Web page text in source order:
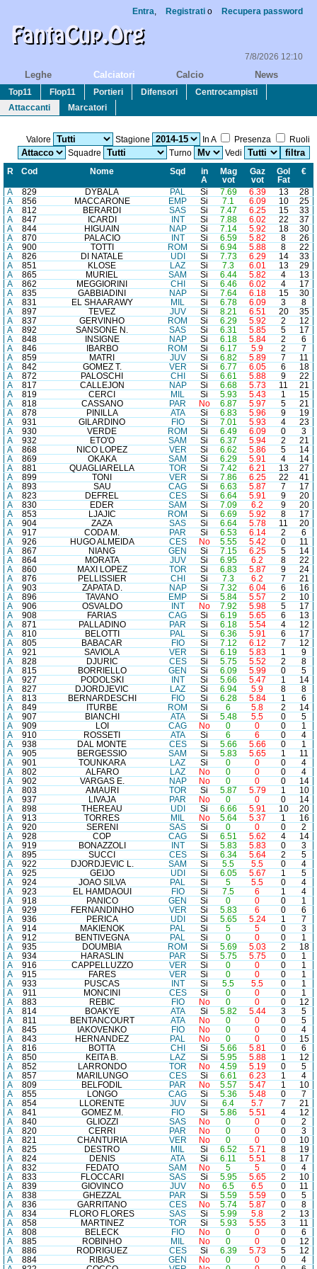
Entra, Registrati o Recupera password
7/8/2026 12:10
Leghe Calciatori Calcio News
Top11 Flop11 Portieri Difensori
Centrocampisti
Attaccanti
Marcatori
Valore Stagione In A Presenza
Ruoli
Squadre
Turno
Vedi
R
Cod Nome Sqd
in
A
Mag
vot
Gaz
vot
Gol
Fat
€
A 829 DYBALA PAL Si 7.69 6.39 13
28
A
856 MACCARONE EMP Si 7.1 6.09 10
25
A
812 BERARDI SAS Si 7.47 6.25 15
33
A
847 ICARDI INT Si 7.88 6.02 22
37
A
844 HIGUAIN NAP Si 7.14 5.92 18
30
A
870 PALACIO INT Si 6.59 5.82 8
26
A
900 TOTTI ROM Si 6.94 5.88 8
22
A
826 DI NATALE UDI Si 7.73 6.29 14
33
A
851 KLOSE LAZ Si 7.3 6.01 13
29
A
865 MURIEL SAM Si 6.44 5.82 4
13
A
862 MEGGIORINI CHI Si 6.46 6.02 4
17
A
835 GABBIADINI NAP Si 7.64 6.18 15
30
A
831 EL SHAARAWY MIL Si 6.78 6.09 3
8
A
897 TEVEZ JUV Si 8.21 6.51 20
35
A
837 GERVINHO ROM Si 6.29 5.92 2
12
A
892 SANSONE N. SAS Si 6.31 5.85 5
17
A
848 INSIGNE NAP Si 6.18 5.84 2
6
A
846 IBARBO ROM Si 6.17 5.9 2
7
A
859 MATRI JUV Si 6.82 5.89 7
11
A
842 GOMEZ T. VER Si 6.77 6.05 6
18
A
872 PALOSCHI CHI Si 6.61 5.88 9
22
A
817 CALLEJON NAP Si 6.68 5.73 11
21
A
819 CERCI MIL Si 5.93 5.43 1
15
A
818 CASSANO PAR No 6.87 5.97 5
21
A
878 PINILLA ATA Si 6.83 5.96 9
19
A
931 GILARDINO FIO Si 7.01 5.93 4
23
A
930 VERDE ROM Si 6.49 6.09 0
3
A
932 ETO'O SAM Si 6.37 5.94 2
21
A
868 NICO LOPEZ VER Si 6.62 5.86 5
14
A
869 OKAKA SAM Si 6.29 5.91 4
14
A
881 QUAGLIARELLA TOR Si 7.42 6.21 13
27
A
899 TONI VER Si 7.86 6.25 22
41
A
893 SAU CAG Si 6.63 5.87 7
17
A
823 DEFREL CES Si 6.64 5.91 9
20
A
830 EDER SAM Si 7.09 6.2 9
20
A
853 LJAJIC ROM Si 6.69 5.92 8
17
A
904 ZAZA SAS Si 6.64 5.78 11
20
A
917 CODA M. PAR Si 6.53 6.14 2
6
A
926 HUGO ALMEIDA CES No 5.55 5.42 0
11
A
867 NIANG GEN Si 7.15 6.25 5
14
A
864 MORATA JUV Si 6.95 6.2 8
22
A
860 MAXI LOPEZ TOR Si 6.83 5.87 9
24
A
876 PELLISSIER CHI Si 7.3 6.2 7
21
A
903 ZAPATA D. NAP Si 7.32 6.04 6
16
A
896 TAVANO EMP Si 5.84 5.57 2
10
A
906 OSVALDO INT No 7.92 5.98 5
17
A
908 FARIAS CAG Si 6.19 5.65 6
13
A
871 PALLADINO PAR Si 6.18 5.54 4
12
A
810 BELOTTI PAL Si 6.36 5.91 6
17
A
805 BABACAR FIO Si 7.12 6.12 7
12
A
921 SAVIOLA VER Si 6.19 5.83 1
9
A
828 DJURIC CES Si 5.75 5.52 2
8
A
815 BORRIELLO GEN Si 6.09 5.99 0
5
A
927 PODOLSKI INT Si 5.66 5.47 1
14
A
827 DJORDJEVIC LAZ Si 6.94 5.9 8
8
A
813 BERNARDESCHI FIO Si 6.28 5.84 1
6
A
849 ITURBE ROM Si 6 5.8 2
14
A
907 BIANCHI ATA Si 5.48 5.5 0
5
A
909 LOI CAG No 0 0 0
1
A
910 ROSSETI ATA Si 6 6 0
4
A
938 DAL MONTE CES Si 5.66 5.66 0
1
A
905 BERGESSIO SAM Si 5.83 5.65 1
11
A
901 TOUNKARA LAZ Si 0 0 0
4
A
802 ALFARO LAZ No 0 0 0
4
A
902 VARGAS E. NAP No 0 0 0
14
A
803 AMAURI TOR Si 5.87 5.79 1
10
A
937 LIVAJA PAR No 0 0 0
14
A
898 THEREAU UDI Si 6.66 5.91 10
20
A
913 TORRES MIL No 5.64 5.37 1
16
A
920 SERENI SAS Si 0 0 0
2
A
928 COP CAG Si 6.51 5.62 4
14
A
919 BONAZZOLI INT Si 5.83 5.83 0
3
A
895 SUCCI CES Si 6.34 5.64 2
5
A
922 DJORDJEVIC L. SAM Si 5.5 5.5 0
4
A
925 GEIJO UDI Si 6.05 5.67 1
5
A
924 JOAO SILVA PAL Si 5 5.5 0
4
A
923 EL HAMDAOUI FIO Si 7.5 6 1
4
A
918 PANICO GEN Si 0 0 0
1
A
929 FERNANDINHO VER Si 5.83 6 0
6
A
936 PERICA UDI Si 5.65 5.24 1
7
A
914 MAKIENOK PAL Si 5 5 0
3
A
912 BENTIVEGNA PAL Si 0 0 0
1
A
935 DOUMBIA ROM Si 5.69 5.03 2
18
A
934 HARASLIN PAR Si 5.75 5.75 0
1
A
916 CAPPELLUZZO VER Si 0 0 0
1
A
915 FARES VER Si 0 0 0
1
A
933 PUSCAS INT Si 5.5 5.5 0
1
A
911 MONCINI CES Si 0 0 0
1
A
883 REBIC FIO No 0 0 0
12
A
814 BOAKYE ATA Si 5.82 5.44 3
5
A
811 BENTANCOURT ATA No 0 0 0
5
A
845 IAKOVENKO FIO No 0 0 0
4
A
843 HERNANDEZ PAL No 0 0 0
15
A
816 BOTTA CHI Si 5.66 5.81 0
6
A
850 KEITA B. LAZ Si 5.95 5.88 1
12
A
852 LARRONDO TOR No 4.59 5.19 0
5
A
857 MARILUNGO CES Si 6.61 6.23 1
4
A
809 BELFODIL PAR No 5.57 5.47 1
10
A
855 LONGO CAG Si 5.36 5.48 0
7
A
854 LLORENTE JUV Si 6.4 5.7 7
21
A
841 GOMEZ M. FIO Si 5.86 5.51 4
12
A
840 GLIOZZI SAS No 0 0 0
2
A
820 CERRI PAR No 0 0 0
3
A
821 CHANTURIA VER No 0 0 0
10
A
825 DESTRO MIL Si 6.52 5.71 8
19
A
824 DENIS ATA Si 6.11 5.51 8
17
A
832 FEDATO SAM No 5 5 0
4
A
833 FLOCCARI SAS Si 5.95 5.65 2
10
A
839 GIOVINCO JUV No 6.5 6.5 0
11
A
838 GHEZZAL PAR Si 5.59 5.59 0
5
A
836 GARRITANO CES No 5.74 5.87 0
8
A
834 FLORO FLORES SAS Si 5.99 5.8 2
13
A
858 MARTINEZ TOR Si 5.93 5.55 3
11
A
808 BELECK FIO No 0 0 0
6
A
885 ROBINHO MIL No 0 0 0
12
A
886 RODRIGUEZ CES Si 6.39 5.73 5
12
A
884 RIBAS GEN No 0 0 0
4